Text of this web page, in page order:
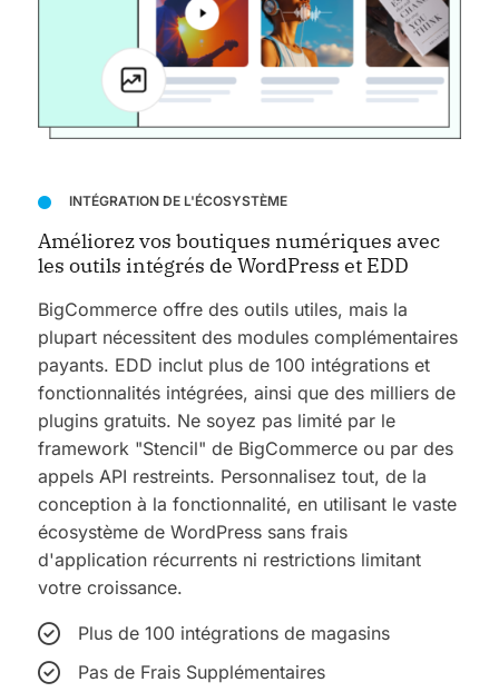
INTÉGRATION DE L'ÉCOSYSTÈME
Améliorez vos boutiques numériques avec
les outils intégrés de WordPress et EDD
BigCommerce offre des outils utiles, mais la
plupart nécessitent des modules complémentaires
payants. EDD inclut plus de 100 intégrations et
fonctionnalités intégrées, ainsi que des milliers de
plugins gratuits. Ne soyez pas limité par le
framework "Stencil" de BigCommerce ou par des
appels API restreints. Personnalisez tout, de la
conception à la fonctionnalité, en utilisant le vaste
écosystème de WordPress sans frais
d'application récurrents ni restrictions limitant
votre croissance.
Plus de 100 intégrations de magasins
Pas de Frais Supplémentaires